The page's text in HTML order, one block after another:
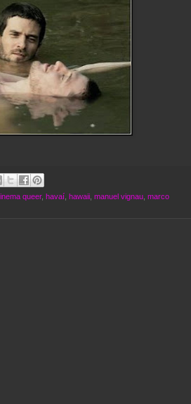
queer, havaí hawaii manuel vignau marco